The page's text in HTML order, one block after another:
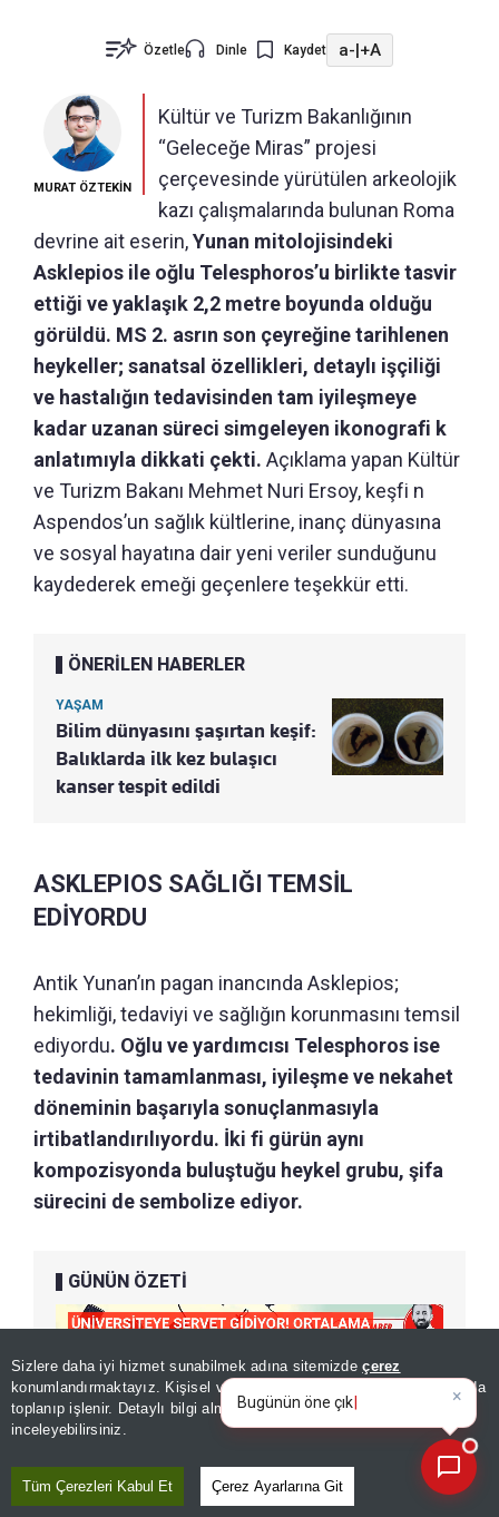
Sizlere daha iyi hizmet sunabilmek adına sitemizdeçerez
konumlandırmaktayız. Kişisel verileriniz, KVKK ve GDPR kapsamında
toplanıp işlenir. Detaylı bilgi almak içinAydınlatma Metnimizi
inceleyebilirsiniz.
Tüm Çerezleri Kabul Et Çerez Ayarlarına Git
Özetle Dinle Kaydet a-|+A
MURAT ÖZTEKİN
Kültür ve Turizm Bakanlığının
“Geleceğe Miras” projesi
çerçevesinde yürütülen arkeolojik
kazı çalışmalarında bulunan Roma
devrine ait eserin,Yunan mitolojisindeki
Asklepios ile oğlu Telesphoros’u birlikte tasvir
ettiği ve yaklaşık 2,2 metre boyunda olduğu
görüldü. MS 2. asrın son çeyreğine tarihlenen
heykeller; sanatsal özellikleri, detaylı işçiliği
ve hastalığın tedavisinden tam iyileşmeye
kadar uzanan süreci simgeleyen ikonografi k
anlatımıyla dikkati çekti. Açıklama yapan Kültür
ve Turizm Bakanı Mehmet Nuri Ersoy, keşfi n
Aspendos’un sağlık kültlerine, inanç dünyasına
ve sosyal hayatına dair yeni veriler sunduğunu
kaydederek emeği geçenlere teşekkür etti.
ÖNERİLEN HABERLER
YAŞAM
Bilim dünyasını şaşırtan keşif:
Balıklarda ilk kez bulaşıcı
kanser tespit edildi
ASKLEPIOS SAĞLIĞI TEMSİL
EDİYORDU
Antik Yunan’ın pagan inancında Asklepios;
hekimliği, tedaviyi ve sağlığın korunmasını temsil
ediyordu. Oğlu ve yardımcısı Telesphoros ise
tedavinin tamamlanması, iyileşme ve nekahet
döneminin başarıyla sonuçlanmasıyla
irtibatlandırılıyordu. İki fi gürün aynı
kompozisyonda buluştuğu heykel grubu, şifa
sürecini de sembolize ediyor.
GÜNÜN ÖZETİ
×
Bugünün öne çıkan manşetleri
ve gelişmeleri neler?